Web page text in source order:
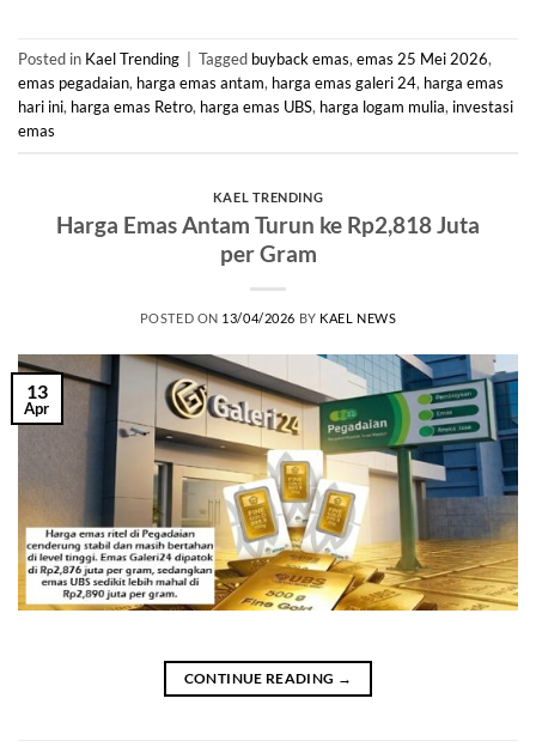
Posted in Kael Trending Tagged buyback emas,emas 25 Mei 2026,
emas pegadaian, harga emas antam, harga emas galeri 24, harga emas
hari ini, harga emas Retro, harga emas UBS, harga logam mulia, investasi
emas
KAEL TRENDING
Harga Emas Antam Turun ke Rp2,818 Juta
per Gram
POSTED ON 13/04/2026 BY KAEL NEWS
13
Apr
CONTINUE READING →